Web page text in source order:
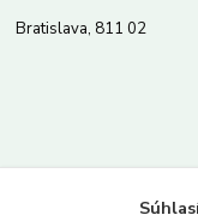
Bratislava, 811 02